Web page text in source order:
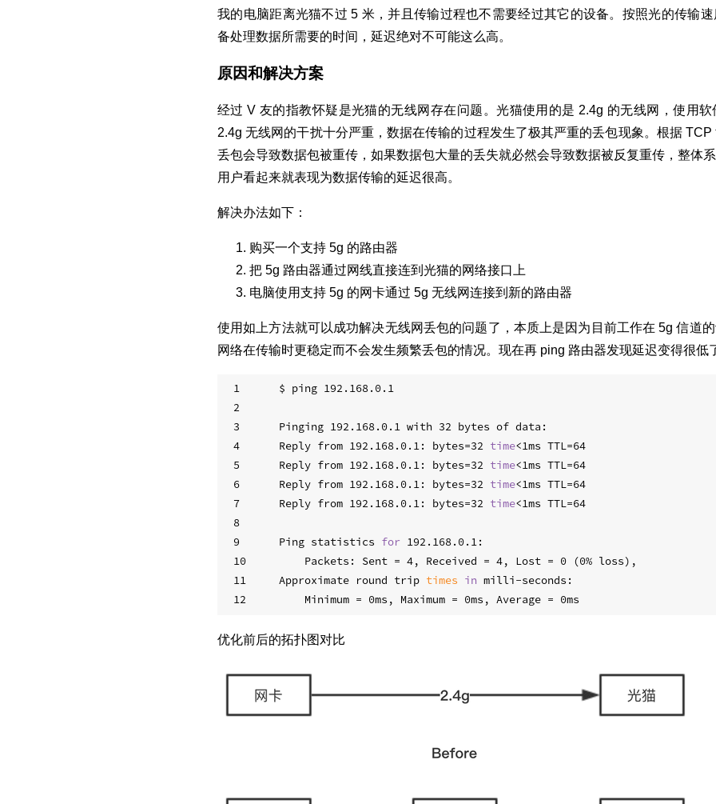
我的电脑距离光猫不过 5 米，并且传输过程也不需要经过其它的设备。按照光的传输
备处理数据所需要的时间，延迟绝对不可能这么高。
原因和解决方案
经过 V 友的指教怀疑是光猫的无线网存在问题。光猫使用的是 2.4g 的无线网，使用
2.4g 无线网的干扰十分严重，数据在传输的过程发生了极其严重的丢包现象。根据
丢包会导致数据包被重传，如果数据包大量的丢失就必然会导致数据被反复重传，整体
用户看起来就表现为数据传输的延迟很高。
解决办法如下：
购买一个支持 5g 的路由器
把 5g 路由器通过网线直接连到光猫的网络接口上
电脑使用支持 5g 的网卡通过 5g 无线网连接到新的路由器
使用如上方法就可以成功解决无线网丢包的问题了，本质上是因为目前工作在 5g 信道
网络在传输时更稳定而不会发生频繁丢包的情况。现在再 ping 路由器发现延迟变得很低
1
2
3
4
5
6
7
8
9
10
11
12
$ ping 192.168.0.1
Pinging 192.168.0.1 with 32 bytes of data:
Reply from 192.168.0.1: bytes=32 time<1ms TTL=64
Reply from 192.168.0.1: bytes=32 time<1ms TTL=64
Reply from 192.168.0.1: bytes=32 time<1ms TTL=64
Reply from 192.168.0.1: bytes=32 time<1ms TTL=64
Ping statistics for 192.168.0.1:
    Packets: Sent = 4, Received = 4, Lost = 0 (0% loss),
Approximate round trip times in milli-seconds:
    Minimum = 0ms, Maximum = 0ms, Average = 0ms
优化前后的拓扑图对比